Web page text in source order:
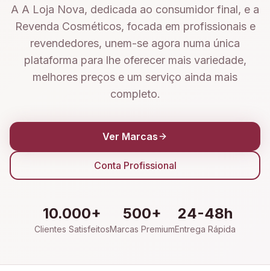
A A Loja Nova, dedicada ao consumidor final, e a
Revenda Cosméticos, focada em profissionais e
revendedores, unem-se agora numa única
plataforma para lhe oferecer mais variedade,
melhores preços e um serviço ainda mais
completo.
Ver Marcas
Conta Profissional
10.000+
Clientes Satisfeitos
500+
Marcas Premium
24-48h
Entrega Rápida